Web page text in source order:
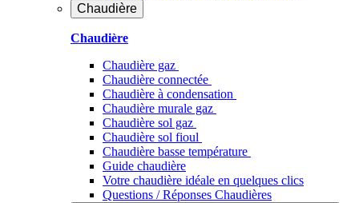
Chaudière
Chaudière
Chaudière gaz
Chaudière connectée
Chaudière à condensation
Chaudière murale gaz
Chaudière sol gaz
Chaudière sol fioul
Chaudière basse température
Guide chaudière
Votre chaudière idéale en quelques clics
Questions / Réponses Chaudières